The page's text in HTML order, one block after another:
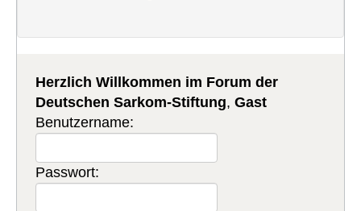
Herzlich Willkommen im Forum der
Deutschen Sarkom-Stiftung,Gast
Benutzername:
Passwort: